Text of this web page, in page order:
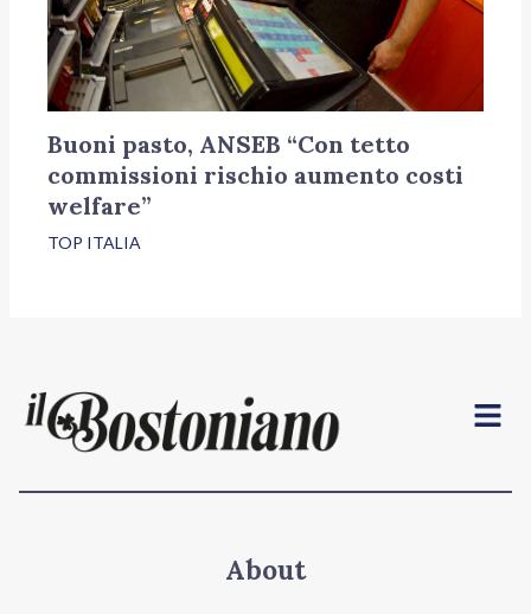
Buoni pasto, ANSEB “Con tetto
commissioni rischio aumento costi
welfare”
TOP ITALIA
Menu
About